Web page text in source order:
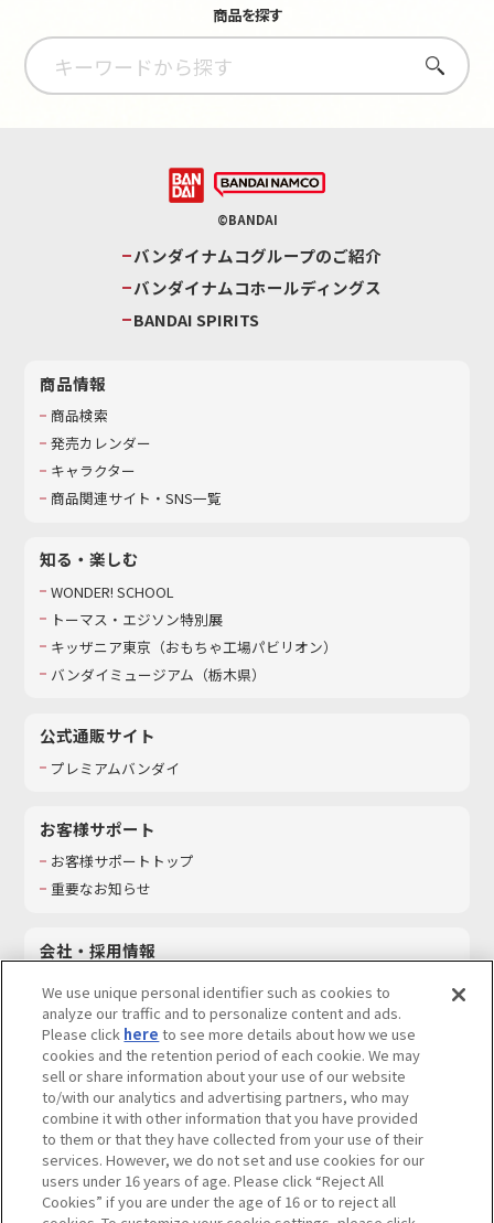
商品を探す
さがす
©BANDAI
バンダイナムコグループのご紹介
バンダイナムコホールディングス
BANDAI SPIRITS
商品情報
商品検索
発売カレンダー
キャラクター
商品関連サイト・SNS一覧
知る・楽しむ
WONDER! SCHOOL
トーマス・エジソン特別展
キッザニア東京（おもちゃ工場パビリオン）​
バンダイミュージアム（栃木県）
公式通販サイト
プレミアムバンダイ
お客様サポート
お客様サポートトップ
重要なお知らせ
会社・採用情報
採用情報
サステナビリティ
お問い合わせ
ウェブサイトご利用条件 ソーシャルメディアポリシー
個人情報及び特定個人情報等の取り扱いに関する保護方針
We use unique personal identifier such as cookies to
analyze our traffic and to personalize content and ads.
Please click here to see more details about how we use
cookies and the retention period of each cookie. We may
sell or share information about your use of our website
to/with our analytics and advertising partners, who may
combine it with other information that you have provided
to them or that they have collected from your use of their
services. However, we do not set and use cookies for our
users under 16 years of age. Please click “Reject All
Cookies” if you are under the age of 16 or to reject all